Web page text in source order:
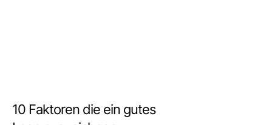
10 Faktoren die ein gutes